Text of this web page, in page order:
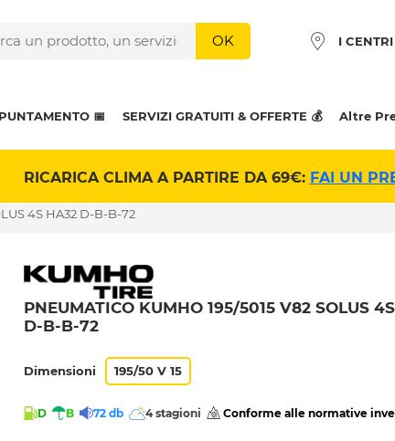
OK I
📅 SERVIZI GRATUITI & OFFERTE 💰 Altre
RICARICA CLIMA A PARTIRE DA 69€: FAI UN
4S HA32 D-B-B-72
PNEUMATICO KUMHO 195/5015 V82 SOLUS
D-B-B-72
Dimensioni 195/50 V 15
D B 72 db 4 stagioni Conforme alle normative